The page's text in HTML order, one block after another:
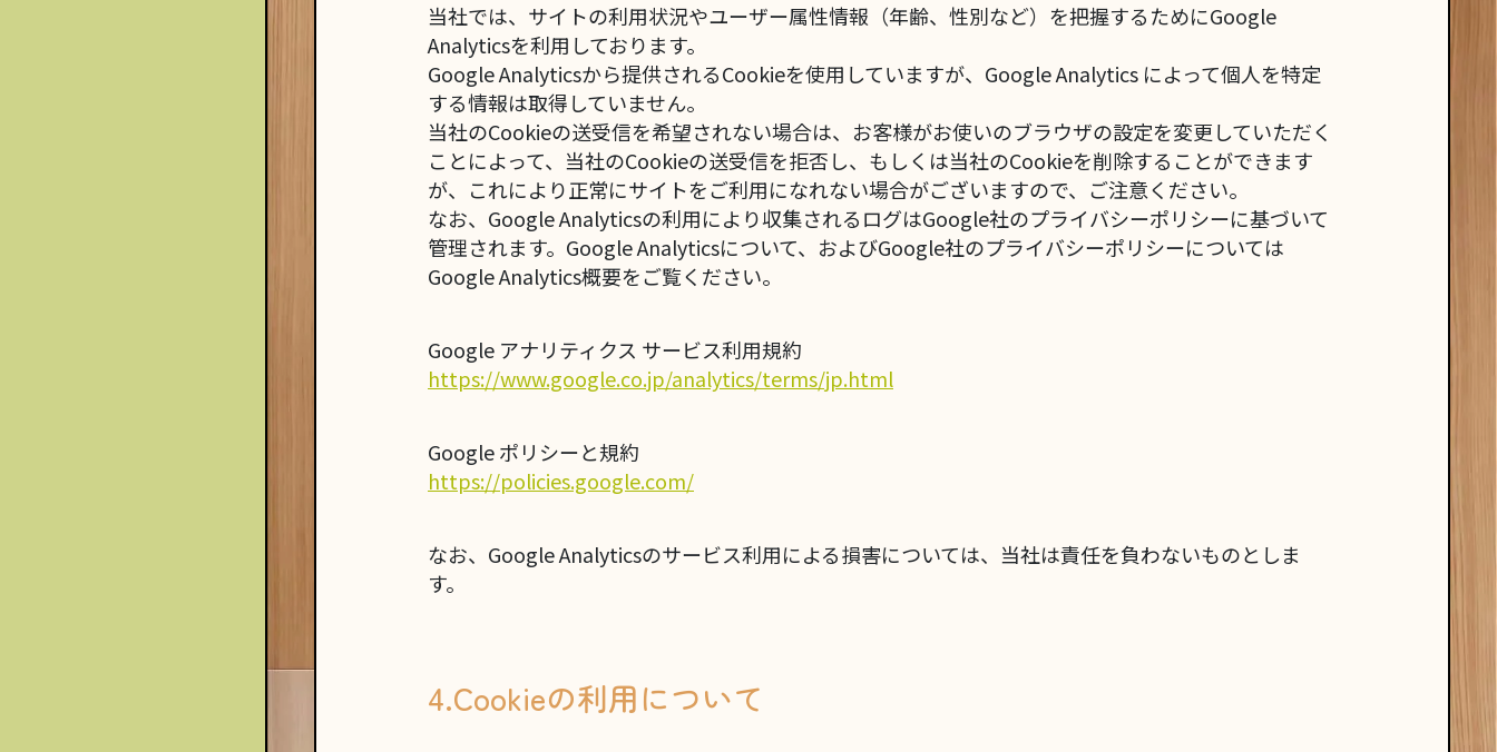
当社では、サイトの利用状況やユーザー属性情報（年齢、性別など）を把握するためにGoogle
Analyticsを利用しております。
Google Analyticsから提供されるCookieを使用していますが、Google Analytics によって個人を特定
する情報は取得していません。
当社のCookieの送受信を希望されない場合は、お客様がお使いのブラウザの設定を変更していただく
ことによって、当社のCookieの送受信を拒否し、もしくは当社のCookieを削除することができます
が、これにより正常にサイトをご利用になれない場合がございますので、ご注意ください。
なお、Google Analyticsの利用により収集されるログはGoogle社のプライバシーポリシーに基づいて
管理されます。Google Analyticsについて、およびGoogle社のプライバシーポリシーについては
Google Analytics概要をご覧ください。
Google アナリティクス サービス利用規約
https://www.google.co.jp/analytics/terms/jp.html
Google ポリシーと規約
https://policies.google.com/
なお、Google Analyticsのサービス利用による損害については、当社は責任を負わないものとしま
す。
4.Cookieの利用について